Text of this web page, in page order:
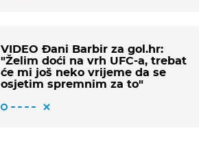
VIDEO Đani Barbir za gol.hr:
"Želim doći na vrh UFC-a, trebat
će mi još neko vrijeme da se
osjetim spremnim za to"